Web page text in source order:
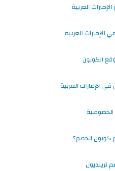
العربية
العربية
الكوبون
الإمارات العربية
الخصم؟
ترينديول